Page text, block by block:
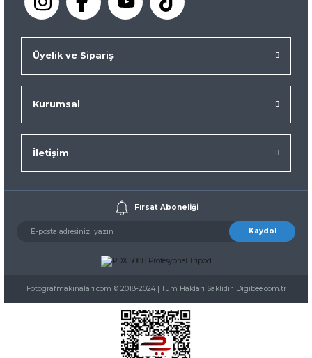
Üyelik ve Sipariş
Kurumsal
İletişim
Fırsat Aboneliği
Kaydol
Fotografmakinalari.com © 2018-2024 | Tüm Hakları Saklıdır. Digibee.com.tr